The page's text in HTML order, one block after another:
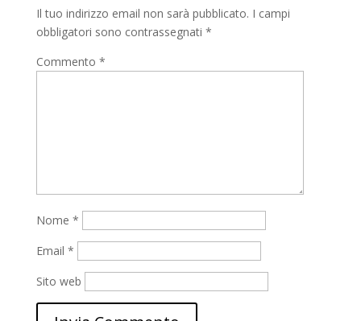
Il tuo indirizzo email non sarà pubblicato. I campi
obbligatori sono contrassegnati *
Commento *
Nome *
Email *
Sito web